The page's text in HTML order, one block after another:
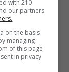
with 210
our partners
on the basis
managing
of this page
in privacy